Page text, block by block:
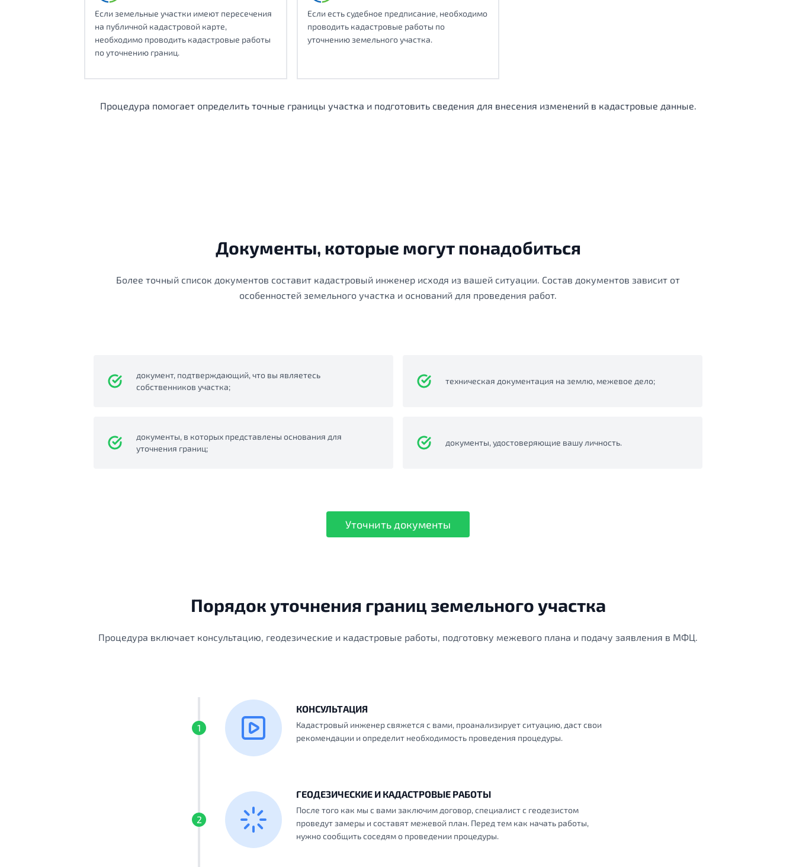
Если земельные участки имеют пересечения
на публичной кадастровой карте,
необходимо проводить кадастровые работы
по уточнению границ.
Если есть судебное предписание, необходимо
проводить кадастровые работы по
уточнению земельного участка.
Процедура помогает определить точные границы участка и подготовить сведения для внесения изменений в кадастровые данные.
Документы, которые могут понадобиться
Более точный список документов составит кадастровый инженер исходя из вашей ситуации. Состав документов зависит от
особенностей земельного участка и оснований для проведения работ.
документ, подтверждающий, что вы являетесь
собственников участка;
техническая документация на землю, межевое дело;
документы, в которых представлены основания для
уточнения границ;
документы, удостоверяющие вашу личность.
Уточнить документы
Порядок уточнения границ земельного участка
Процедура включает консультацию, геодезические и кадастровые работы, подготовку межевого плана и подачу заявления в МФЦ.
1
КОНСУЛЬТАЦИЯ
Кадастровый инженер свяжется с вами, проанализирует ситуацию, даст свои
рекомендации и определит необходимость проведения процедуры.
2
ГЕОДЕЗИЧЕСКИЕ И КАДАСТРОВЫЕ РАБОТЫ
После того как мы с вами заключим договор, специалист с геодезистом
проведут замеры и составят межевой план. Перед тем как начать работы,
нужно сообщить соседям о проведении процедуры.